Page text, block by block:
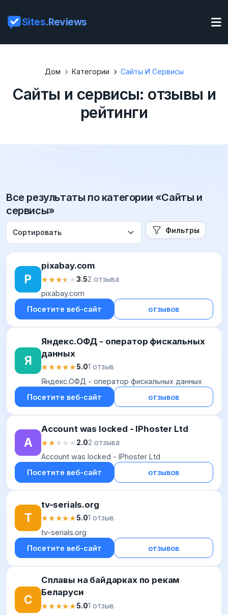
Sites.Reviews
Дом Категории Сайты И Сервисы
Сайты и сервисы: отзывы и
рейтинги
Все результаты по категории «Сайты и
сервисы»
Фильтры
P
pixabay.com
★★★★★
★★★★★3.52 отзыва
pixabay.com
Посетите веб-сайт
отзывов
Я
Яндекс.ОФД - оператор фискальных
данных
★★★★★
★★★★★5.01 отзыв
Яндекс.ОФД - оператор фискальных данных
Посетите веб-сайт
отзывов
A
Account was locked - IPhoster Ltd
★★★★★
★★★★★2.02 отзыва
Account was locked - IPhoster Ltd
Посетите веб-сайт
отзывов
T
tv-serials.org
★★★★★
★★★★★5.01 отзыв
tv-serials.org
Посетите веб-сайт
отзывов
С
Сплавы на байдарках по рекам
Беларуси
★★★★★
★★★★★5.01 отзыв